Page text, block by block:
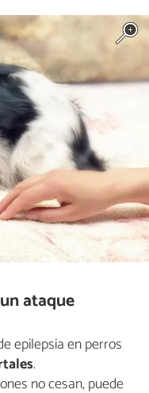
ataque
epilepsia en perros
.
no cesan, puede